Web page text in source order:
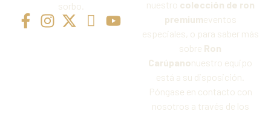
sorbo. nuestro colección de ron
premiumeventos
especiales, o para saber más
sobre Ron
Carúpanonuestro equipo
está a su disposición.
Póngase en contacto con
nosotros a través de los